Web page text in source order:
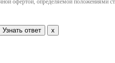
офертой, определяемой положениями
Узнать ответ x